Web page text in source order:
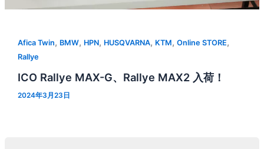
Afica Twin, BMW, HPN, HUSQVARNA, KTM, Online STORE,
Rallye
ICO Rallye MAX-G、Rallye MAX2 入荷！
2024年3月23日